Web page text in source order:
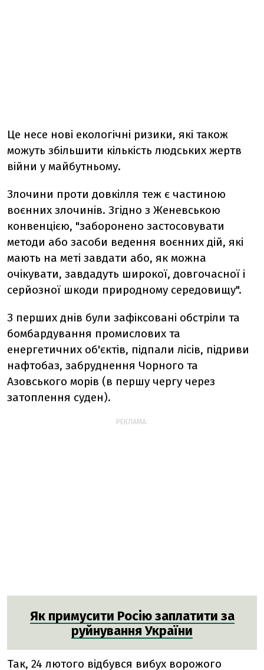
Це несе нові екологічні ризики, які також
можуть збільшити кількість людських жертв
війни у майбутньому.
Злочини проти довкілля теж є частиною
воєнних злочинів. Згідно з Женевською
конвенцією, "заборонено застосовувати
методи або засоби ведення воєнних дій, які
мають на меті завдати або, як можна
очікувати, завдадуть широкої, довгочасної і
серйозної шкоди природному середовищу".
З перших днів були зафіксовані обстріли та
бомбардування промислових та
енергетичних об'єктів, підпали лісів, підриви
нафтобаз, забруднення Чорного та
Азовського морів (в першу чергу через
затоплення суден).
РЕКЛАМА:
Як примусити Росію заплатити за
руйнування України
Так, 24 лютого відбувся вибух ворожого